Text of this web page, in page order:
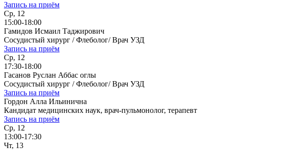
Запись на приём
Ср, 12
15:00-18:00
Гамидов Исмаил Таджирович
Сосудистый хирург / Флеболог/ Врач УЗД
Запись на приём
Ср, 12
17:30-18:00
Гасанов Руслан Аббас оглы
Сосудистый хирург / Флеболог/ Врач УЗД
Запись на приём
Гордон Алла Ильинична
Кандидат медицинских наук, врач-пульмонолог, терапевт
Запись на приём
Ср, 12
13:00-17:30
Чт, 13